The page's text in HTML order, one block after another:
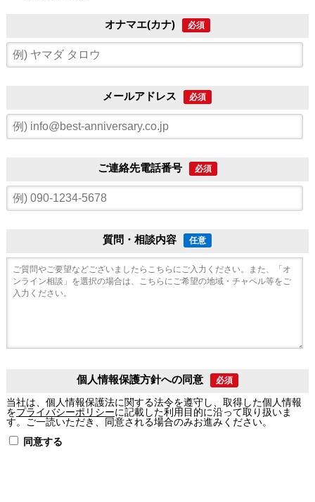
オナマエ(カナ) 必須
メールアドレス 必須
ご連絡先電話番号 必須
質問・相談内容 任意
個人情報保護方針への同意 必須
当社は、個人情報保護法に関する法令を遵守し、取得した個人情報
をプライバシーポリシーに記載した利用目的に沿って取り扱いま
す。ご一読いただき、同意される場合のみお進みください。
同意する